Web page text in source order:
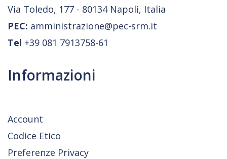
Via Toledo, 177 - 80134 Napoli, Italia
PEC: amministrazione@pec-srm.it
Tel +39 081 7913758-61
Informazioni
Account
Codice Etico
Preferenze Privacy